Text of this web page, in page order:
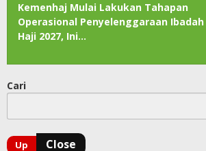
Kemenhaj Mulai Lakukan Tahapan
Operasional Penyelenggaraan Ibadah
Haji 2027, Ini…
Cari